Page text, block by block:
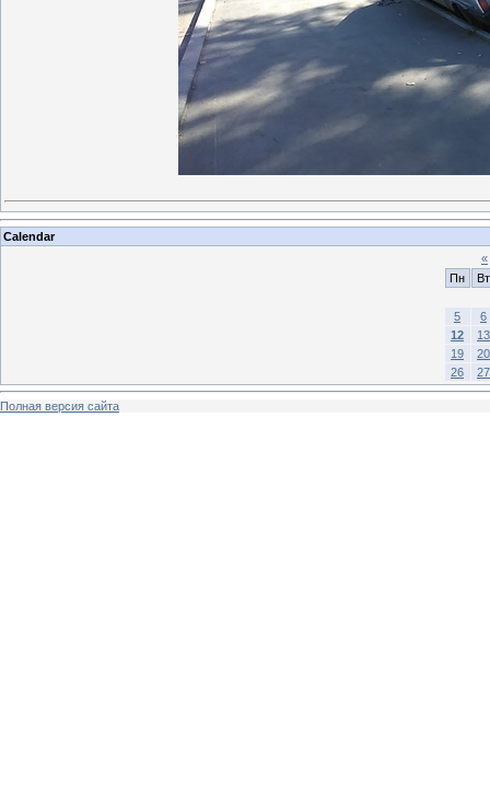
Calendar
«
Пн
Вт
5
6
12
13
19
20
26
27
Полная версия сайта